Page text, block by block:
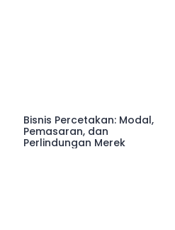
Bisnis Percetakan: Modal,
Pemasaran, dan
Perlindungan Merek